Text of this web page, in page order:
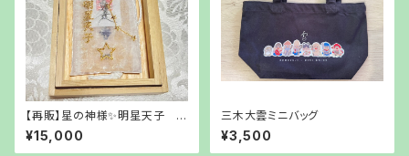
【再販】星の神様✨明星天子 隕
石お守り
¥15,000
三木大雲ミニバッグ
¥3,500